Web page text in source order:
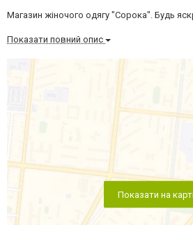
Магазин жіночого одягу "Сорока". Будь
Показати повний опис
Показати на